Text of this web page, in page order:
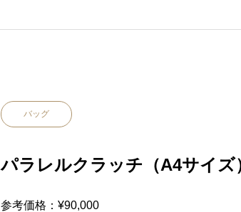
バッグ
パラレルクラッチ（A4サイズ
参考価格：¥90,000